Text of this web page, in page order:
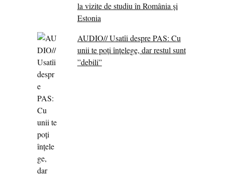
la vizite de studiu în România și
Estonia
AUDIO// Usatîi despre PAS: Cu
unii te poți înțelege, dar restul sunt
”debili”